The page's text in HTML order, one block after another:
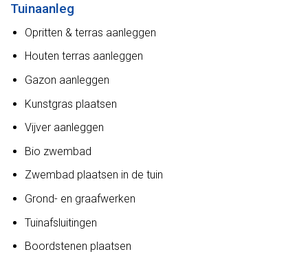
Tuinaanleg
Opritten & terras aanleggen
Houten terras aanleggen
Gazon aanleggen
Kunstgras plaatsen
Vijver aanleggen
Bio zwembad
Zwembad plaatsen in de tuin
Grond- en graafwerken
Tuinafsluitingen
Boordstenen plaatsen